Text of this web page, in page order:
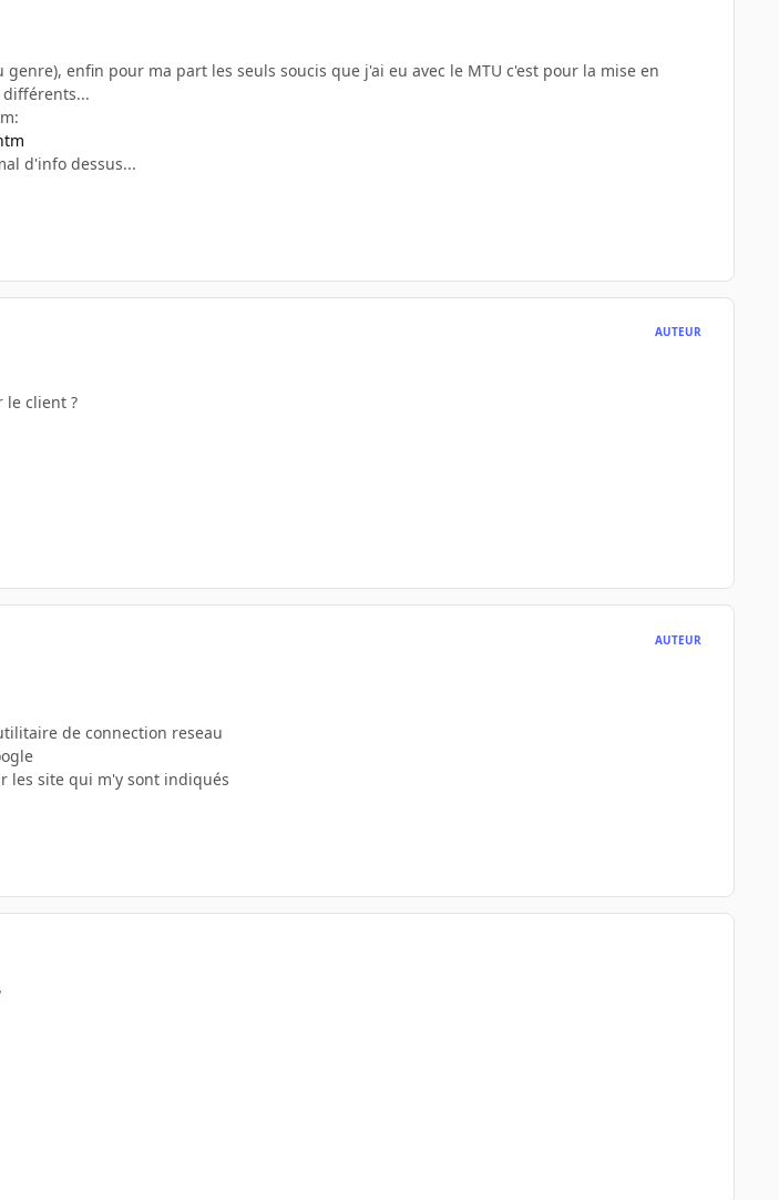
enfin pour ma part les seuls soucis que j'ai eu avec le MTU c'est pour la mise en
différents...
d'info dessus...
AUTEUR
le client ?
AUTEUR
de connection reseau
les site qui m'y sont indiqués